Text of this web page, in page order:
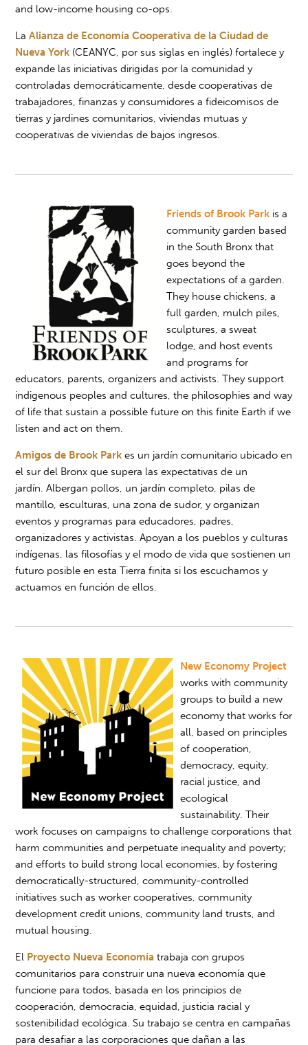
and low-income housing co-ops.
LaAlianza de Economía Cooperativa de la Ciudad de
Nueva York (CEANYC, por sus siglas en inglés) fortalece y
expande las iniciativas dirigidas por la comunidad y
controladas democráticamente, desde cooperativas de
trabajadores, finanzas y consumidores a fideicomisos de
tierras y jardines comunitarios, viviendas mutuas y
cooperativas de viviendas de bajos ingresos.
Friends of Brook Park is a
community garden based
in the South Bronx that
goes beyond the
expectations of a garden.
They house chickens, a
full garden, mulch piles,
sculptures, a sweat
lodge, and host events
and programs for
educators, parents, organizers and activists. They support
indigenous peoples and cultures, the philosophies and way
of life that sustain a possible future on this finite Earth if we
listen and act on them.
Amigos de Brook Park es un jardín comunitario ubicado en
el sur del Bronx que supera las expectativas de un
jardín. Albergan pollos, un jardín completo, pilas de
mantillo, esculturas, una zona de sudor, y organizan
eventos y programas para educadores, padres,
organizadores y activistas. Apoyan a los pueblos y culturas
indígenas, las filosofías y el modo de vida que sostienen un
futuro posible en esta Tierra finita si los escuchamos y
actuamos en función de ellos.
New Economy Project
works with community
groups to build a new
economy that works for
all, based on principles
of cooperation,
democracy, equity,
racial justice, and
ecological
sustainability. Their
work focuses on campaigns to challenge corporations that
harm communities and perpetuate inequality and poverty;
and efforts to build strong local economies, by fostering
democratically-structured, community-controlled
initiatives such as worker cooperatives, community
development credit unions, community land trusts, and
mutual housing.
El Proyecto Nueva Economía trabaja con grupos
comunitarios para construir una nueva economía que
funcione para todos, basada en los principios de
cooperación, democracia, equidad, justicia racial y
sostenibilidad ecológica. Su trabajo se centra en campañas
para desafiar a las corporaciones que dañan a las